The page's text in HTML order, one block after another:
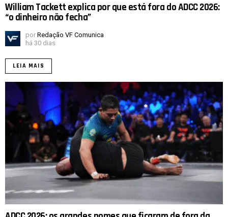
William Tackett explica por que está fora do ADCC 2026:
“o dinheiro não fecha”
por Redação VF Comunica
há 30 dias
LEIA MAIS